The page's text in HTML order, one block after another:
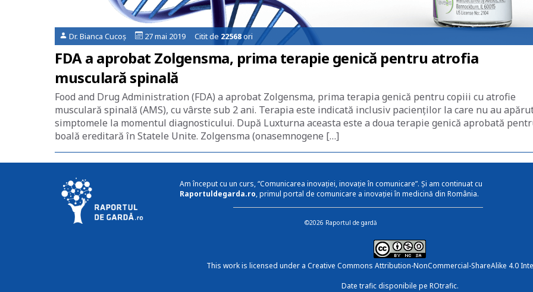
Dr. Bianca Cucoș 27 mai 2019 Citit de 22568ori
FDA a aprobat Zolgensma, prima terapie genică pentru atrofia
musculară spinală
Food and Drug Administration (FDA) a aprobat Zolgensma, prima terapia genică pentru copiii cu atrofie
musculară spinală (AMS), cu vârste sub 2 ani. Terapia este indicată inclusiv pacienților la care nu au
simptomele la momentul diagnosticului. După Luxturna aceasta este a doua terapie genică aprobată
boală ereditară în Statele Unite. Zolgensma (onasemnogene […]
Am început cu un curs, “Comunicarea inovației, inovație în comunicare”. Și am continuat cu
Raportuldegarda.ro, primul portal de comunicare a inovației în medicină din România.
©2026 Raportul de gardă
This work is licensed under a Creative Commons Attribution-NonCommercial-ShareAlike 4.0
Date trafic disponibile pe ROtrafic.